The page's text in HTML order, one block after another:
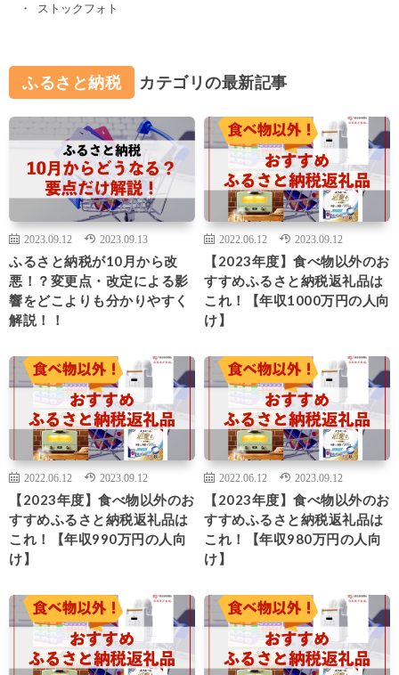
ストックフォト
ふるさと納税 カテゴリの最新記事
2023.09.12 2023.09.13
ふるさと納税が10月から改
悪！？変更点・改定による影
響をどこよりも分かりやすく
解説！！
2022.06.12 2023.09.12
【2023年度】食べ物以外のお
すすめふるさと納税返礼品は
これ！【年収1000万円の人向
け】
2022.06.12 2023.09.12
【2023年度】食べ物以外のお
すすめふるさと納税返礼品は
これ！【年収990万円の人向
け】
2022.06.12 2023.09.12
【2023年度】食べ物以外のお
すすめふるさと納税返礼品は
これ！【年収980万円の人向
け】